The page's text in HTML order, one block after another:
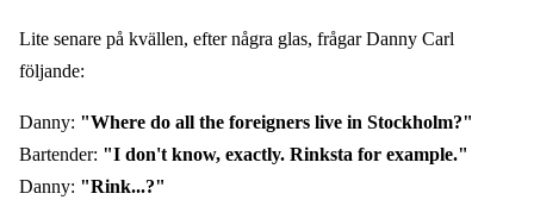
Lite senare på kvällen, efter några glas, frågar Danny Carl
följande:
Danny: "Where do all the foreigners live in Stockholm?"
Bartender: "I don't know, exactly. Rinksta for example."
Danny: "Rink...?"